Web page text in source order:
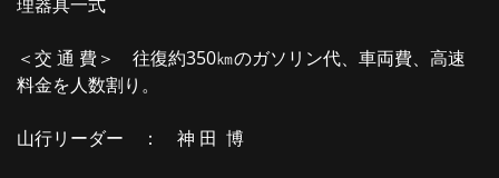
＜交 通 費＞ 往復約350㎞のガソリン代、車両費、高速
料金を人数割り。
山行リーダー ： 神 田 博